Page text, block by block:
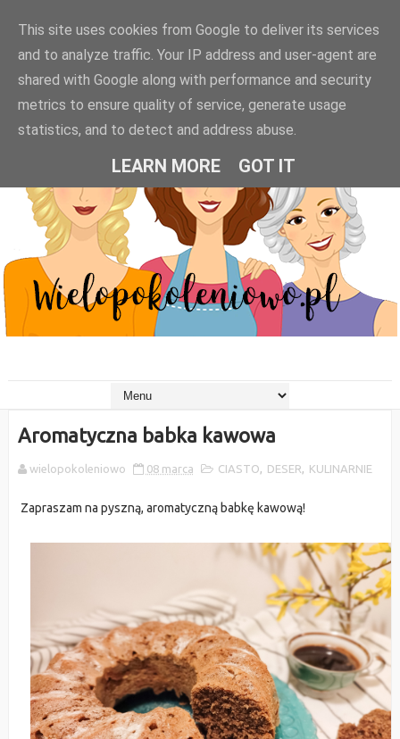
Aromatyczna babka kawowa
wielopokoleniowo 08 marca CIASTO, DESER, KULINARNIE
Zapraszam na pyszną, aromatyczną babkę kawową!
This site uses cookies from Google to deliver its services
and to analyze traffic. Your IP address and user-agent are
shared with Google along with performance and security
metrics to ensure quality of service, generate usage
statistics, and to detect and address abuse.
LEARN MORE GOT IT